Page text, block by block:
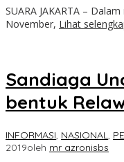
SUARA JAKARTA –
November, Lihat
Sandiaga
bentuk
INFORMASI, NASIONAL,
2019oleh mr azronisbs